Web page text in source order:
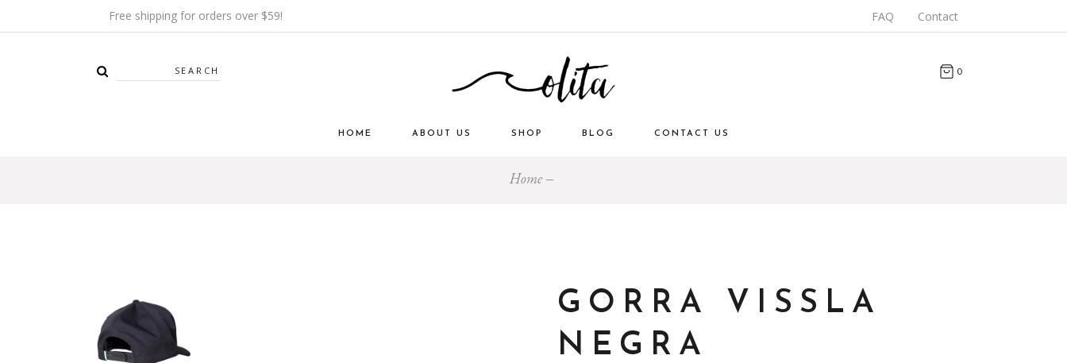
Free shipping for orders over $59! FAQ Contact
0
HOME ABOUT US SHOP BLOG CONTACT US
Home
GORRA VISSLA
NEGRA